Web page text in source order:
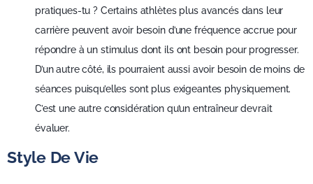
pratiques-tu ? Certains athlètes plus avancés dans leur
carrière peuvent avoir besoin d’une fréquence accrue pour
répondre à un stimulus dont ils ont besoin pour progresser.
D’un autre côté, ils pourraient aussi avoir besoin de moins de
séances puisqu’elles sont plus exigeantes physiquement.
C’est une autre considération qu’un entraîneur devrait
évaluer.
Style De Vie